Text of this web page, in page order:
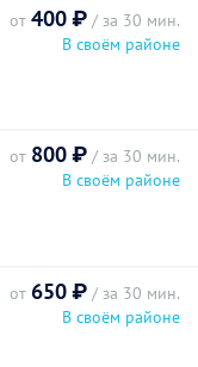
от 400 ₽ / за 30 мин.
В своём районе
от 800 ₽ / за 30 мин.
В своём районе
от 650 ₽ / за 30 мин.
В своём районе